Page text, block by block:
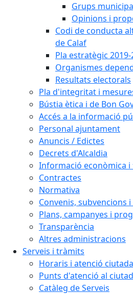
Grups
Opinions i
Codi de conducta
de Calaf
Pla estratègic 2019-
Organismes
Resultats electorals
Pla d'integritat i
Bústia ètica i de Bon
Accés a la informació
Personal ajuntament
Anuncis / Edictes
Decrets d'Alcaldia
Informació econòmica i
Contractes
Normativa
Convenis, subvencions
Plans, campanyes i
Transparència
Altres administracions
Serveis i tràmits
Horaris i atenció
Punts d'atenció al
Catàleg de Serveis